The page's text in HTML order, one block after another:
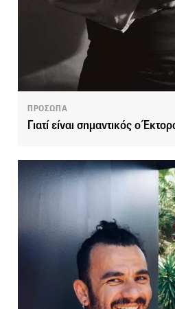
ΠΡΟΣΩΠΑ
Γιατί είναι σημαντικός ο